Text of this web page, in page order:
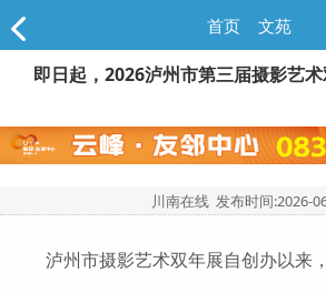
首页 文苑
即日起，2026泸州市第三届摄影艺术
川南在线 发布时间:2026-
泸州市摄影艺术双年展自创办以来，